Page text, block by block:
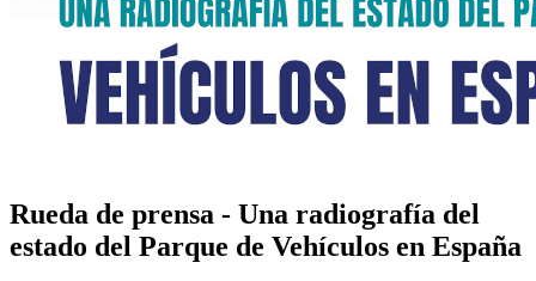
Rueda de prensa - Una radiografía del
estado del Parque de Vehículos en España